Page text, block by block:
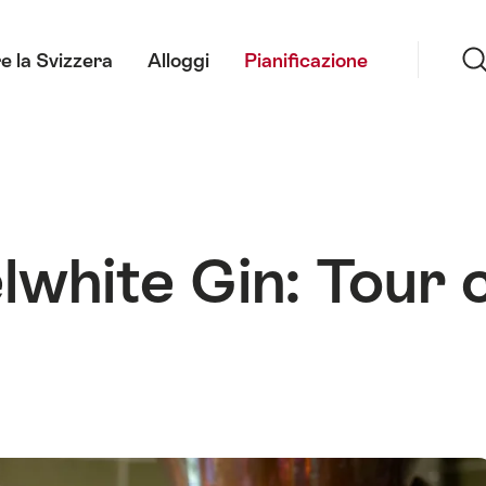
la Svizzera Alloggi Pianificazione
Gin: Tour